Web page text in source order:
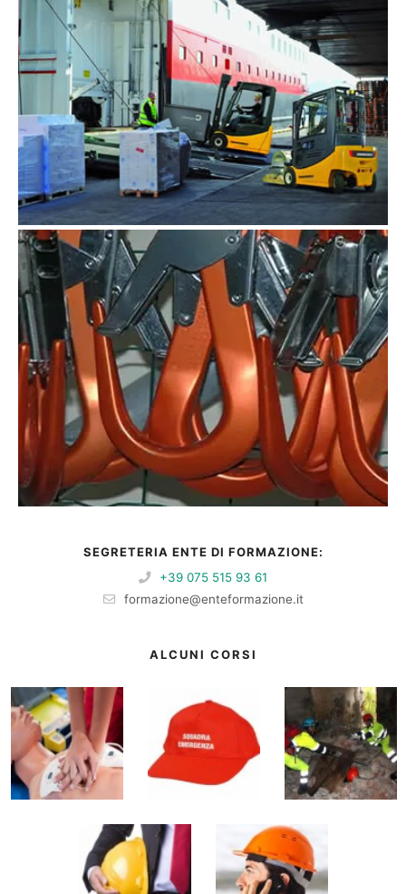
SEGRETERIA ENTE DI FORMAZIONE:
+39 075 515 93 61
formazione@enteformazione.it
ALCUNI CORSI